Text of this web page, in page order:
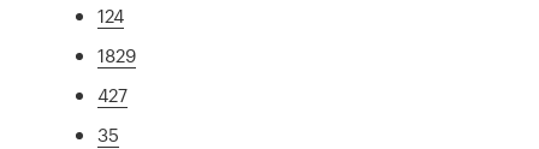
124
1829
427
35